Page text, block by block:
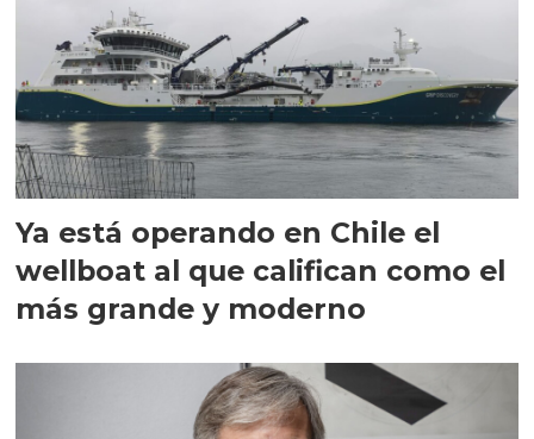
Ya está operando en Chile el
wellboat al que califican como el
más grande y moderno